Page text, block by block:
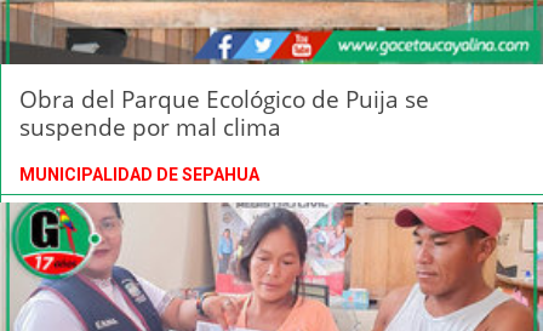
Obra del Parque Ecológico de Puija se
suspende por mal clima
MUNICIPALIDAD DE SEPAHUA